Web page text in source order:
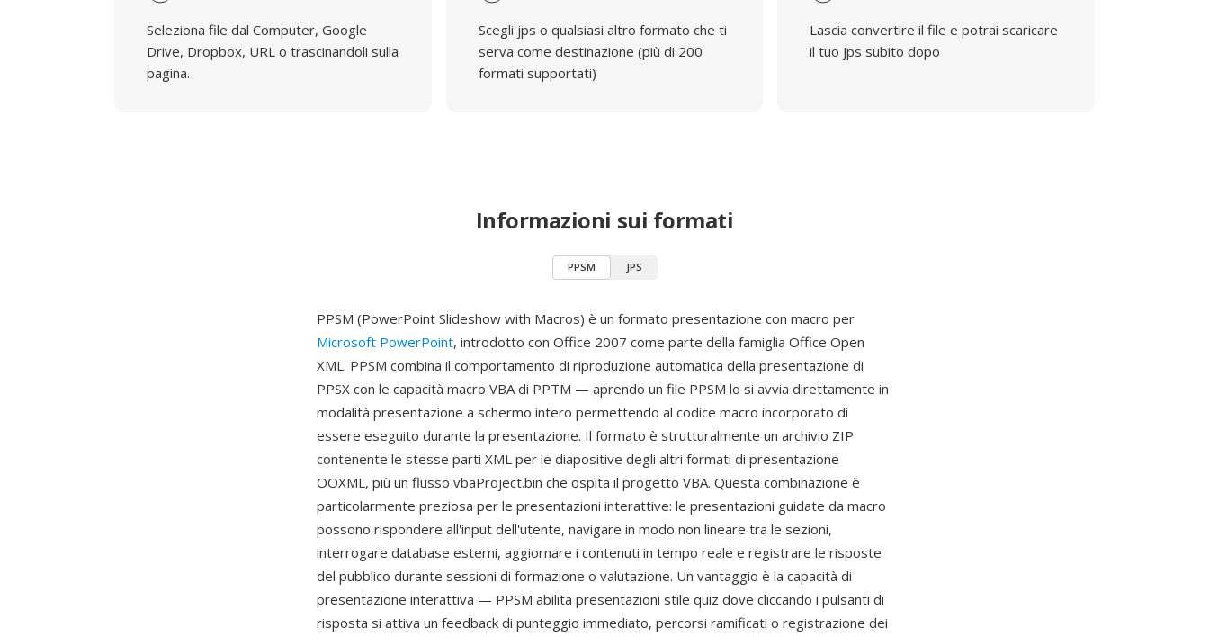
Seleziona file dal Computer, Google
Drive, Dropbox, URL o trascinandoli sulla
pagina.
Scegli jps o qualsiasi altro formato che ti
serva come destinazione (più di 200
formati supportati)
Lascia convertire il file e potrai scaricare
il tuo jps subito dopo
Informazioni sui formati
PPSM JPS
PPSM (PowerPoint Slideshow with Macros) è un formato presentazione con macro per
Microsoft PowerPoint, introdotto con Office 2007 come parte della famiglia Office Open
XML. PPSM combina il comportamento di riproduzione automatica della presentazione di
PPSX con le capacità macro VBA di PPTM — aprendo un file PPSM lo si avvia direttamente in
modalità presentazione a schermo intero permettendo al codice macro incorporato di
essere eseguito durante la presentazione. Il formato è strutturalmente un archivio ZIP
contenente le stesse parti XML per le diapositive degli altri formati di presentazione
OOXML, più un flusso vbaProject.bin che ospita il progetto VBA. Questa combinazione è
particolarmente preziosa per le presentazioni interattive: le presentazioni guidate da macro
possono rispondere all'input dell'utente, navigare in modo non lineare tra le sezioni,
interrogare database esterni, aggiornare i contenuti in tempo reale e registrare le risposte
del pubblico durante sessioni di formazione o valutazione. Un vantaggio è la capacità di
presentazione interattiva — PPSM abilita presentazioni stile quiz dove cliccando i pulsanti di
risposta si attiva un feedback di punteggio immediato, percorsi ramificati o registrazione dei